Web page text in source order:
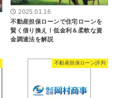
2025.01.16
不動産担保ローンで住宅ローンを
賢く借り換え！低金利＆柔軟な資
金調達法を解説
不動産担保ローン評判